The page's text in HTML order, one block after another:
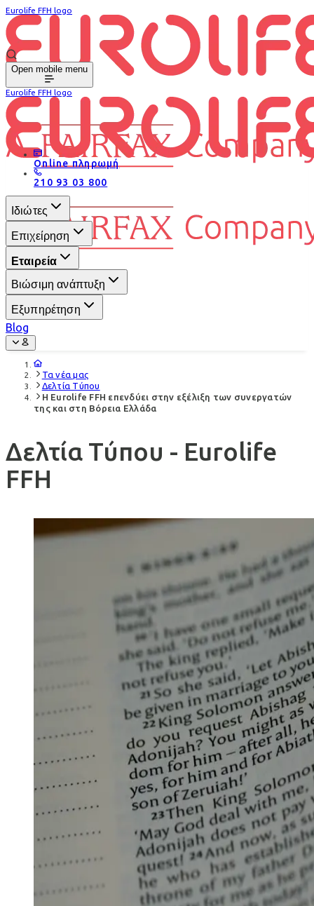
Eurolife FFH logo
Open mobile menu
Eurolife FFH logo
Online πληρωμή
210 93 03 800
Ιδιώτες
Επιχείρηση
Εταιρεία
Βιώσιμη ανάπτυξη
Εξυπηρέτηση
Blog
Τα νέα μας
Δελτία Τύπου
Η Eurolife FFH επενδύει στην εξέλιξη των συνεργατών
της και στη Βόρεια Ελλάδα
Δελτία Τύπου - Eurolife
FFH